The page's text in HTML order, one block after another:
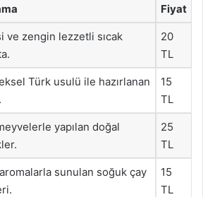
Fiyat
ve zengin lezzetli sıcak
20
TL
Türk usulü ile hazırlanan
15
TL
yapılan doğal
25
TL
sunulan soğuk çay
15
TL